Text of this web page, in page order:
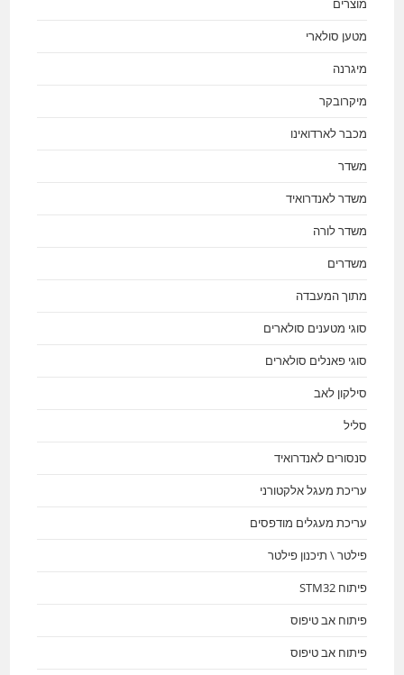
מוצרים
מטען סולארי
מיגרנה
מיקרובקר
מכבר לארדואינו
משדר
משדר לאנדרואיד
משדר לורה
משדרים
מתוך המעבדה
סוגי מטענים סולארים
סוגי פאנלים סולארים
סילקון לאב
סליל
סנסורים לאנדרואיד
עריכת מעגל אלקטורני
עריכת מעגלים מודפסים
פילטר \ תיכנון פילטר
פיתוח STM32
פיתוח אב טיפוס
פיתוח אב טיפוס